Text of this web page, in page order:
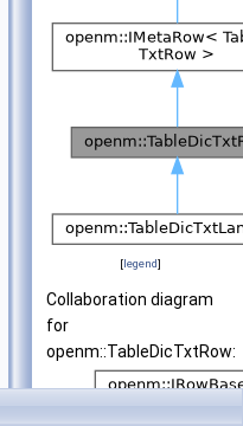
[legend]
Collaboration diagram
for
openm::TableDicTxtRow: